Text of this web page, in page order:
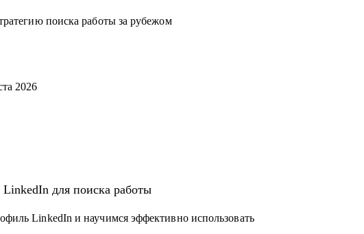
поиска работы за рубежом
2026
LinkedIn для поиска работы
LinkedIn и научимся эффективно использовать